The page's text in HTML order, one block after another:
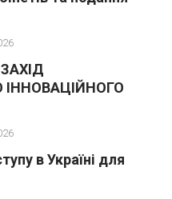
в Україні для